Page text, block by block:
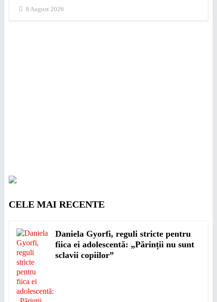
8 August 2026
CELE MAI RECENTE
Daniela Gyorfi, reguli stricte pentru
fiica ei adolescentă: „Părinții nu sunt
sclavii copiilor”